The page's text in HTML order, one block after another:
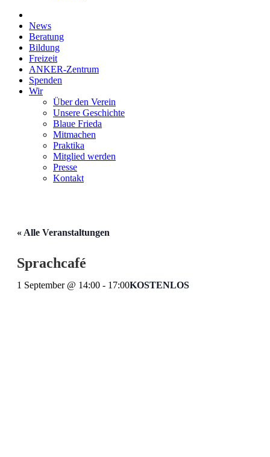
News
Beratung
Bildung
Freizeit
ANKER-Zentrum
Spenden
Wir
Über den Verein
Unsere Geschichte
Blaue Frieda
Mitmachen
Praktika
Mitglied werden
Presse
Kontakt
« Alle Veranstaltungen
Sprachcafé
1 September @ 14:00 - 17:00KOSTENLOS